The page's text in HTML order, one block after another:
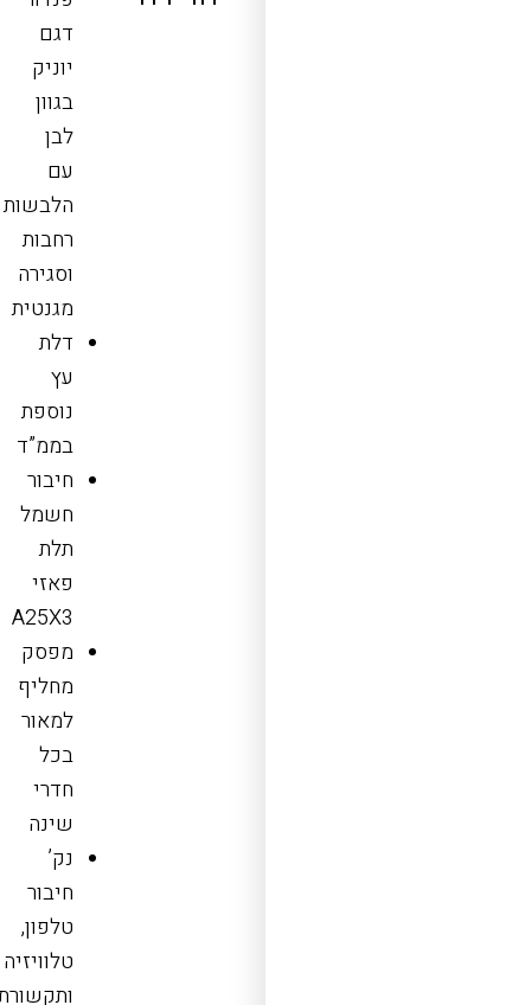
דגם
יוניק
בגוון
לבן
עם
הלבשות
רחבות
וסגירה
מגנטית
דלת
עץ
נוספת
בממ”ד
חיבור
חשמל
תלת
פאזי
A25X3
מפסק
מחליף
למאור
בכל
חדרי
שינה
נק’
חיבור
טלפון,
טלוויזיה